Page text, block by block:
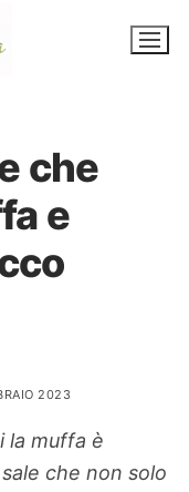
che
e
2023
la muffa è
che non solo